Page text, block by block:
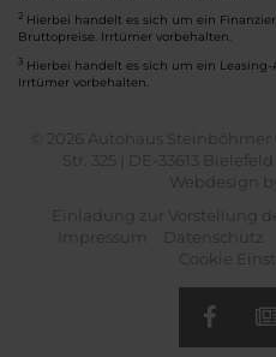
2 Hierbei handelt es sich um ein
Bruttopreise. Irrtümer vorbehalten.
3 Hierbei handelt es sich um ein
Irrtümer vorbehalten.
© 2026 Autohaus Steinböhmer
Str. 325 | DE-33613
Webdesign
Einladung zur Vorstellung
Impressum
Datenschutz
Cookie